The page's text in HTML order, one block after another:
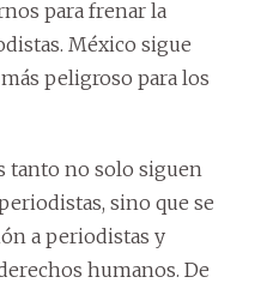
para frenar la
México sigue
peligroso para los
tanto no solo siguen
sino que se
a periodistas y
humanos. De